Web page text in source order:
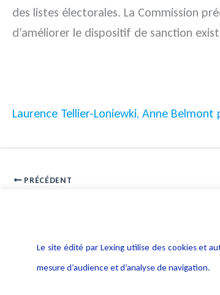
des listes électorales. La Commission
d’améliorer le dispositif de sanction
Laurence Tellier-Loniewki, Anne
PRÉCÉDENT
Le site édité par Lexing utilise des cookies et
mesure d’audience et d’analyse de navigation.